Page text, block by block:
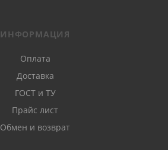
ИНФОРМАЦИЯ
Оплата
Доставка
ГОСТ и ТУ
Прайс лист
Обмен и возврат